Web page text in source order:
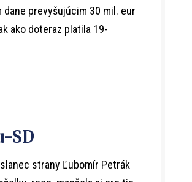
prevyšujúcim 30 mil. eur
ako doteraz platila 19-
SD
strany Ľubomír Petrák